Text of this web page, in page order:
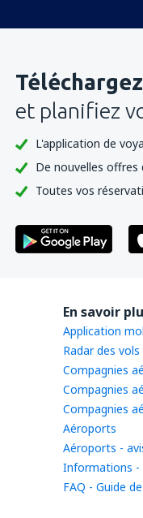
et planifiez
L'application de
De nouvelles
Toutes vos
En savoir
Application
Radar des vols
Compagnies
Compagnies
Compagnies
Aéroports
Aéroports -
Informations -
FAQ - Guide